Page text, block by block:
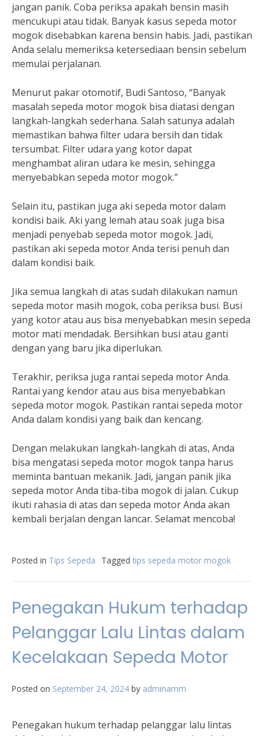
jangan panik. Coba periksa apakah bensin masih
mencukupi atau tidak. Banyak kasus sepeda motor
mogok disebabkan karena bensin habis. Jadi, pastikan
Anda selalu memeriksa ketersediaan bensin sebelum
memulai perjalanan.
Menurut pakar otomotif, Budi Santoso, “Banyak
masalah sepeda motor mogok bisa diatasi dengan
langkah-langkah sederhana. Salah satunya adalah
memastikan bahwa filter udara bersih dan tidak
tersumbat. Filter udara yang kotor dapat
menghambat aliran udara ke mesin, sehingga
menyebabkan sepeda motor mogok.”
Selain itu, pastikan juga aki sepeda motor dalam
kondisi baik. Aki yang lemah atau soak juga bisa
menjadi penyebab sepeda motor mogok. Jadi,
pastikan aki sepeda motor Anda terisi penuh dan
dalam kondisi baik.
Jika semua langkah di atas sudah dilakukan namun
sepeda motor masih mogok, coba periksa busi. Busi
yang kotor atau aus bisa menyebabkan mesin sepeda
motor mati mendadak. Bersihkan busi atau ganti
dengan yang baru jika diperlukan.
Terakhir, periksa juga rantai sepeda motor Anda.
Rantai yang kendor atau aus bisa menyebabkan
sepeda motor mogok. Pastikan rantai sepeda motor
Anda dalam kondisi yang baik dan kencang.
Dengan melakukan langkah-langkah di atas, Anda
bisa mengatasi sepeda motor mogok tanpa harus
meminta bantuan mekanik. Jadi, jangan panik jika
sepeda motor Anda tiba-tiba mogok di jalan. Cukup
ikuti rahasia di atas dan sepeda motor Anda akan
kembali berjalan dengan lancar. Selamat mencoba!
Posted in Tips Sepeda Tagged tips sepeda motor mogok
Penegakan Hukum terhadap
Pelanggar Lalu Lintas dalam
Kecelakaan Sepeda Motor
Posted on September 24, 2024 by adminamm
Penegakan hukum terhadap pelanggar lalu lintas